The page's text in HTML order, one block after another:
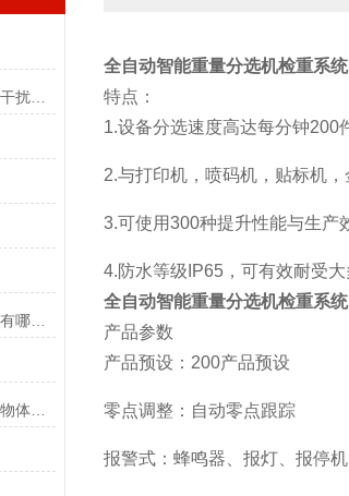
料斗秤等静态称重设备如何解决干扰问题
动态检重秤相比传统的静态秤具有哪些应用优势
悬浮式皮带秤的原理是利用悬浮物体重力与浮力的平衡原理
全自动智能重量分选机检重系统
特点：
1.设备分选速度高达每分钟200
2.与打印机，喷码机，贴标机
3.可使用300种提升性能与生产
4.防水等级IP65，可有效耐受大
全自动智能重量分选机检重系统
产品参数
产品预设：200产品预设
零点调整：自动零点跟踪
报警式：蜂鸣器、报灯、报停机